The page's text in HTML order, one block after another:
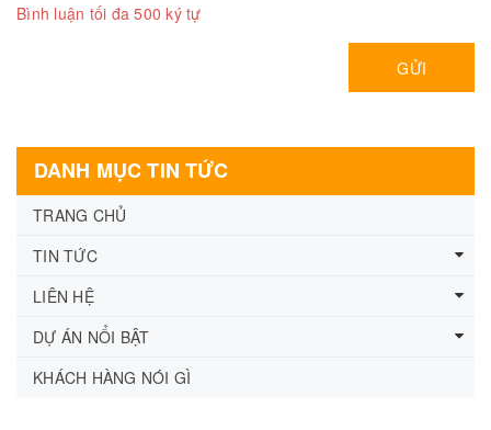
DANH MỤC TIN TỨC
TRANG CHỦ
TIN TỨC
LIÊN HỆ
DỰ ÁN NỔI BẬT
KHÁCH HÀNG NÓI GÌ
Bình luận tối đa 500 ký tự
GỬI